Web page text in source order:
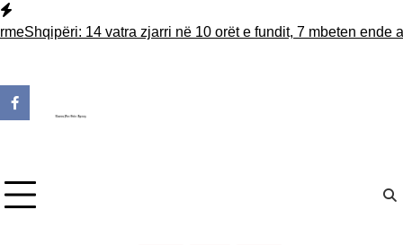
Skip
to
14 vatra zjarri në 10 orët e fundit, 7 mbeten ende